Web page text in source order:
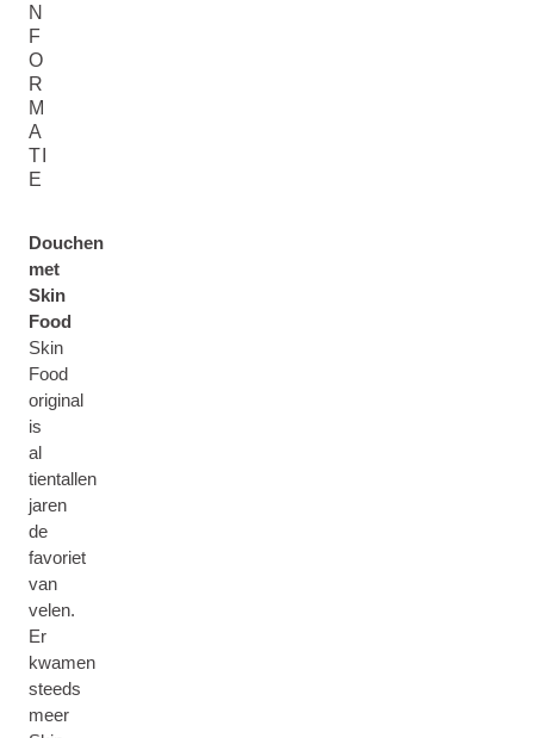
N
F
O
R
M
A
TI
E
Douchen
met
Skin
Food
Skin
Food
original
is
al
tientallen
jaren
de
favoriet
van
velen.
Er
kwamen
steeds
meer